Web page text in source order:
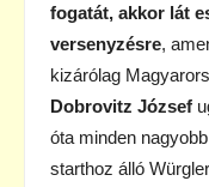
fogatát, akkor lát
versenyzésre,
kizárólag
Dobrovitz József
óta minden
starthoz álló